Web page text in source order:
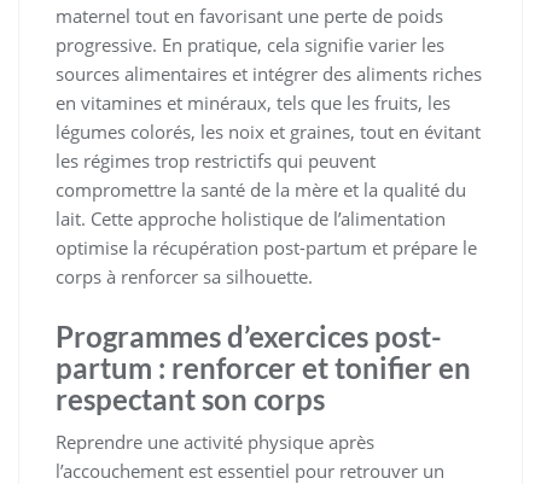
maternel tout en favorisant une perte de poids
progressive. En pratique, cela signifie varier les
sources alimentaires et intégrer des aliments riches
en vitamines et minéraux, tels que les fruits, les
légumes colorés, les noix et graines, tout en évitant
les régimes trop restrictifs qui peuvent
compromettre la santé de la mère et la qualité du
lait. Cette approche holistique de l’alimentation
optimise la récupération post-partum et prépare le
corps à renforcer sa silhouette.
Programmes d’exercices post-
partum : renforcer et tonifier en
respectant son corps
Reprendre une activité physique après
l’accouchement est essentiel pour retrouver un